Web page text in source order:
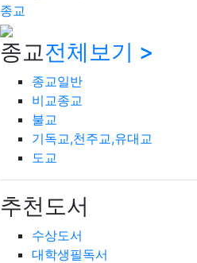
종교
종교전체보기 >
종교일반
비교종교
불교
기독교,천주교,유대교
도교
추천도서
수상도서
대학생필독서